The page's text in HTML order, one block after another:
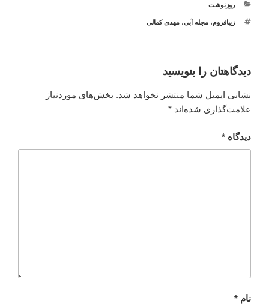
دسته‌ها
روزنوشت
برچسب‌ها
زیبافروم،مجله آبی،مهدی کمالی
دیدگاهتان را بنویسید
نشانی ایمیل شما منتشر نخواهد شد. بخش‌های موردنیاز
علامت‌گذاری شده‌اند *
دیدگاه *
نام *